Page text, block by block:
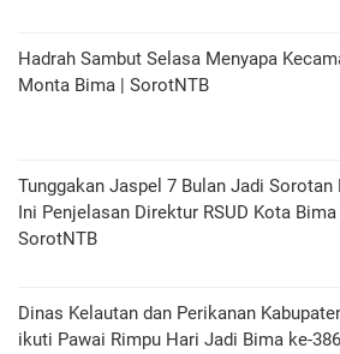
Hadrah Sambut Selasa Menyapa
Monta Bima | SorotNTB
Tunggakan Jaspel 7 Bulan Jadi Sorotan
Ini Penjelasan Direktur RSUD Kota Bima
SorotNTB
Dinas Kelautan dan Perikanan
ikuti Pawai Rimpu Hari Jadi Bima ke-